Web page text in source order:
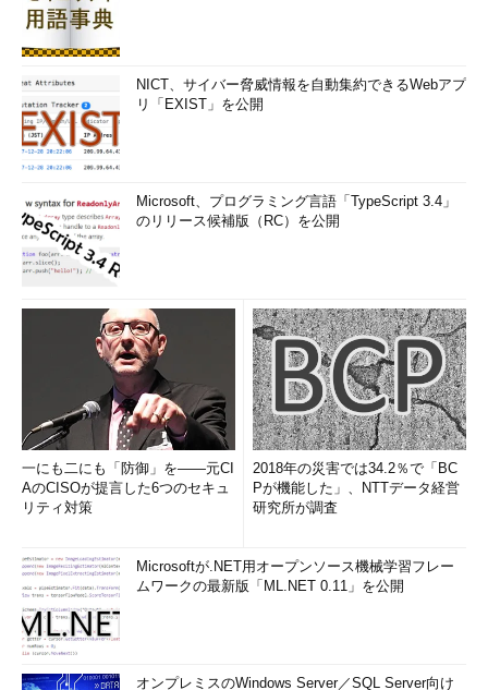
NICT、サイバー脅威情報を自動集約できるWebアプ
リ「EXIST」を公開
Microsoft、プログラミング言語「TypeScript 3.4」
のリリース候補版（RC）を公開
一にも二にも「防御」を――元CI
AのCISOが提言した6つのセキュ
リティ対策
2018年の災害では34.2％で「BC
Pが機能した」、NTTデータ経営
研究所が調査
Microsoftが.NET用オープンソース機械学習フレー
ムワークの最新版「ML.NET 0.11」を公開
オンプレミスのWindows Server／SQL Server向け